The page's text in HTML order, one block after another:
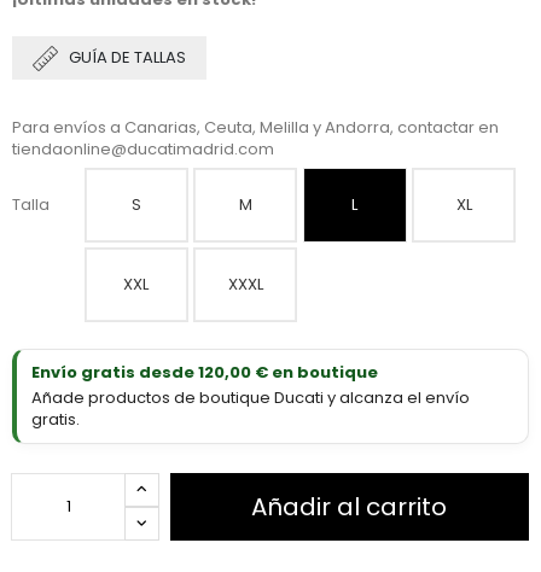
GUÍA DE TALLAS
Para envíos a Canarias, Ceuta, Melilla y Andorra, contactar en
tiendaonline@ducatimadrid.com
Talla S M L XL
XXL XXXL
Envío gratis desde 120,00 € en boutique
Añade productos de boutique Ducati y alcanza el envío
gratis.
Añadir al carrito